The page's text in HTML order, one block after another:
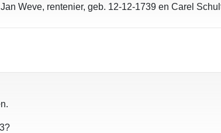
Weve, rentenier, geb. 12-12-1739 en Carel